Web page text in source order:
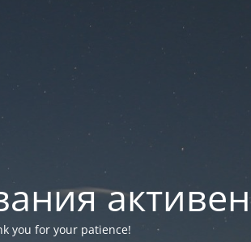
активен
you for your patience!